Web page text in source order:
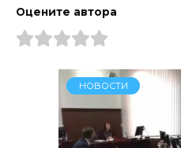
Оцените автора
НОВОСТИ